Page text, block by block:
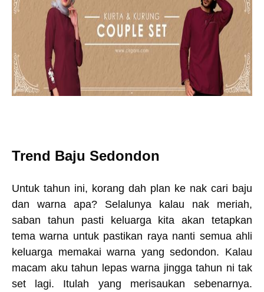
Trend Baju Sedondon
Untuk tahun ini, korang dah plan ke nak cari baju
dan warna apa? Selalunya kalau nak meriah,
saban tahun pasti keluarga kita akan tetapkan
tema warna untuk pastikan raya nanti semua ahli
keluarga memakai warna yang sedondon. Kalau
macam aku tahun lepas warna jingga tahun ni tak
set lagi. Itulah yang merisaukan sebenarnya.